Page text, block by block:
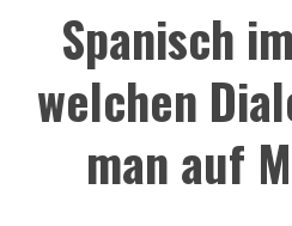
Spanisch
welchen
man auf